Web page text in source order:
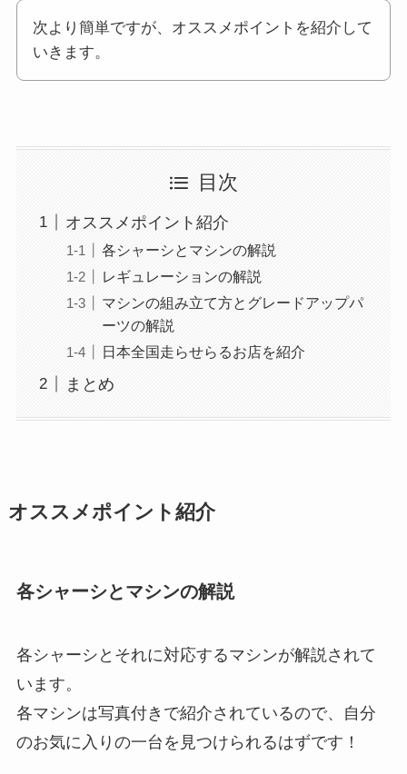
次より簡単ですが、オススメポイントを紹介して
いきます。
目次
オススメポイント紹介
各シャーシとマシンの解説
レギュレーションの解説
マシンの組み立て方とグレードアップパ
ーツの解説
日本全国走らせらるお店を紹介
まとめ
オススメポイント紹介
各シャーシとマシンの解説
各シャーシとそれに対応するマシンが解説されて
います。
各マシンは写真付きで紹介されているので、自分
のお気に入りの一台を見つけられるはずです！